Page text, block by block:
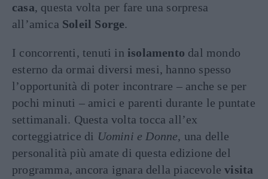
casa, questa volta per fare una sorpresa
all’amica Soleil Sorge.
I concorrenti, tenuti in isolamento dal mondo
esterno da ormai diversi mesi, hanno spesso
l’opportunità di poter incontrare – anche se per
pochi minuti – amici e parenti durante le puntate
settimanali. Questa volta tocca all’ex
corteggiatrice di Uomini e Donne, una delle
personalità più amate di questa edizione del
programma, ancora ignara della piacevolevisita